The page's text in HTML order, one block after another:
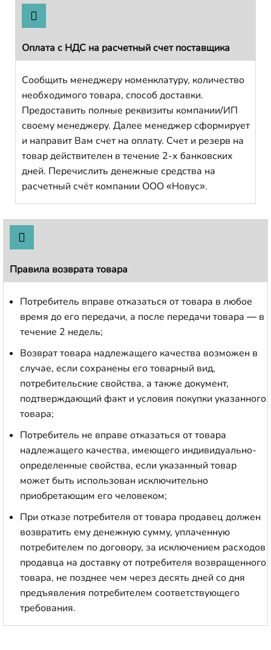
Оплата с НДС на расчетный счет поставщика
Сообщить менеджеру номенклатуру, количество
необходимого товара, способ доставки.
Предоставить полные реквизиты компании/ИП
своему менеджеру. Далее менеджер сформирует
и направит Вам счет на оплату. Счет и резерв на
товар действителен в течение 2-х банковских
дней. Перечислить денежные средства на
расчетный счёт компании ООО «Новус».
Правила возврата товара
Потребитель вправе отказаться от товара в любое
время до его передачи, а после передачи товара — в
течение 2 недель;
Возврат товара надлежащего качества возможен в
случае, если сохранены его товарный вид,
потребительские свойства, а также документ,
подтверждающий факт и условия покупки указанного
товара;
Потребитель не вправе отказаться от товара
надлежащего качества, имеющего индивидуально-
определенные свойства, если указанный товар
может быть использован исключительно
приобретающим его человеком;
При отказе потребителя от товара продавец должен
возвратить ему денежную сумму, уплаченную
потребителем по договору, за исключением расходов
продавца на доставку от потребителя возвращенного
товара, не позднее чем через десять дней со дня
предъявления потребителем соответствующего
требования.